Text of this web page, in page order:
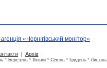
«Чернігівський монітор»
| Архів :
* Березень * Лютий * Січень * Грудень *